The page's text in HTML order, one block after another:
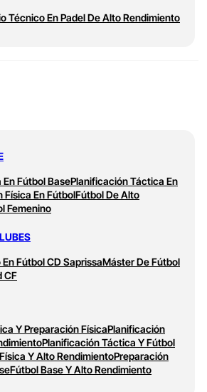
Técnico En Padel De Alto Rendimiento
Fútbol BasePlanificación Táctica En
Física En FútbolFútbol De Alto
Femenino
Fútbol CD SaprissaMáster De Fútbol
CF
Y Preparación FísicaPlanificación
Planificación Táctica Y Fútbol
Y Alto RendimientoPreparación
Fútbol Base Y Alto Rendimiento